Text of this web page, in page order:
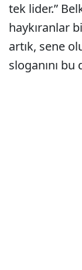
tek lider.”
haykıranlar
artık, sene
sloganını bu